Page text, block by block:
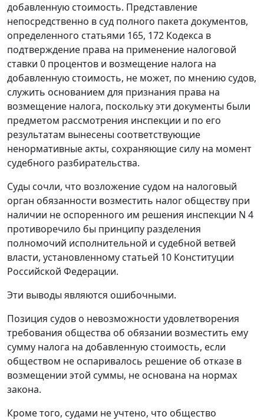
добавленную стоимость. Представление
непосредственно в суд полного пакета документов,
определенного статьями 165, 172 Кодекса в
подтверждение права на применение налоговой
ставки 0 процентов и возмещение налога на
добавленную стоимость, не может, по мнению судов,
служить основанием для признания права на
возмещение налога, поскольку эти документы были
предметом рассмотрения инспекции и по его
результатам вынесены соответствующие
ненормативные акты, сохраняющие силу на момент
судебного разбирательства.
Суды сочли, что возложение судом на налоговый
орган обязанности возместить налог обществу при
наличии не оспоренного им решения инспекции N 4
противоречило бы принципу разделения
полномочий исполнительной и судебной ветвей
власти, установленному статьей 10 Конституции
Российской Федерации.
Эти выводы являются ошибочными.
Позиция судов о невозможности удовлетворения
требования общества об обязании возместить ему
сумму налога на добавленную стоимость, если
обществом не оспаривалось решение об отказе в
возмещении этой суммы, не основана на нормах
закона.
Кроме того, судами не учтено, что общество